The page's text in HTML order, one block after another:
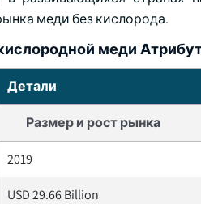
меди без кислорода.
меди
Детали
Размер и рост рынка
2019
USD 29.66 Billion